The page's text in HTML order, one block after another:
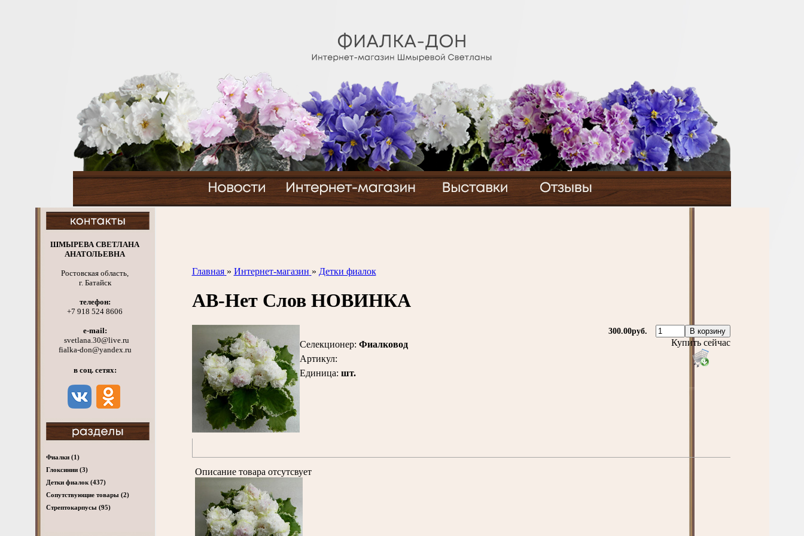
ШМЫРЕВА СВЕТЛАНА
АНАТОЛЬЕВНА
Ростовская область,
г. Батайск
телефон:
+7 918 524 8606
e-mail:
svetlana.30@live.ru
fialka-don@yandex.ru
в соц. сетях:
Фиалки (1)
Глоксинии (3)
Детки фиалок (437)
Cопутствующие товары (2)
Стрептокарпусы (95)
Главная » Интернет-магазин » Детки фиалок
АВ-Нет Слов НОВИНКА
300.00руб.
Селекционер: Фиалковод
Артикул:
Единица: шт.
Купить сейчас
Описание товара отсутсвует